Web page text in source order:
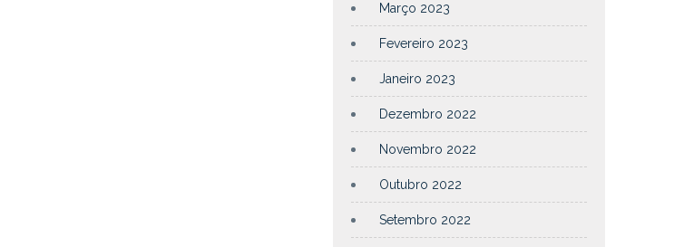
Março 2023
Fevereiro 2023
Janeiro 2023
Dezembro 2022
Novembro 2022
Outubro 2022
Setembro 2022